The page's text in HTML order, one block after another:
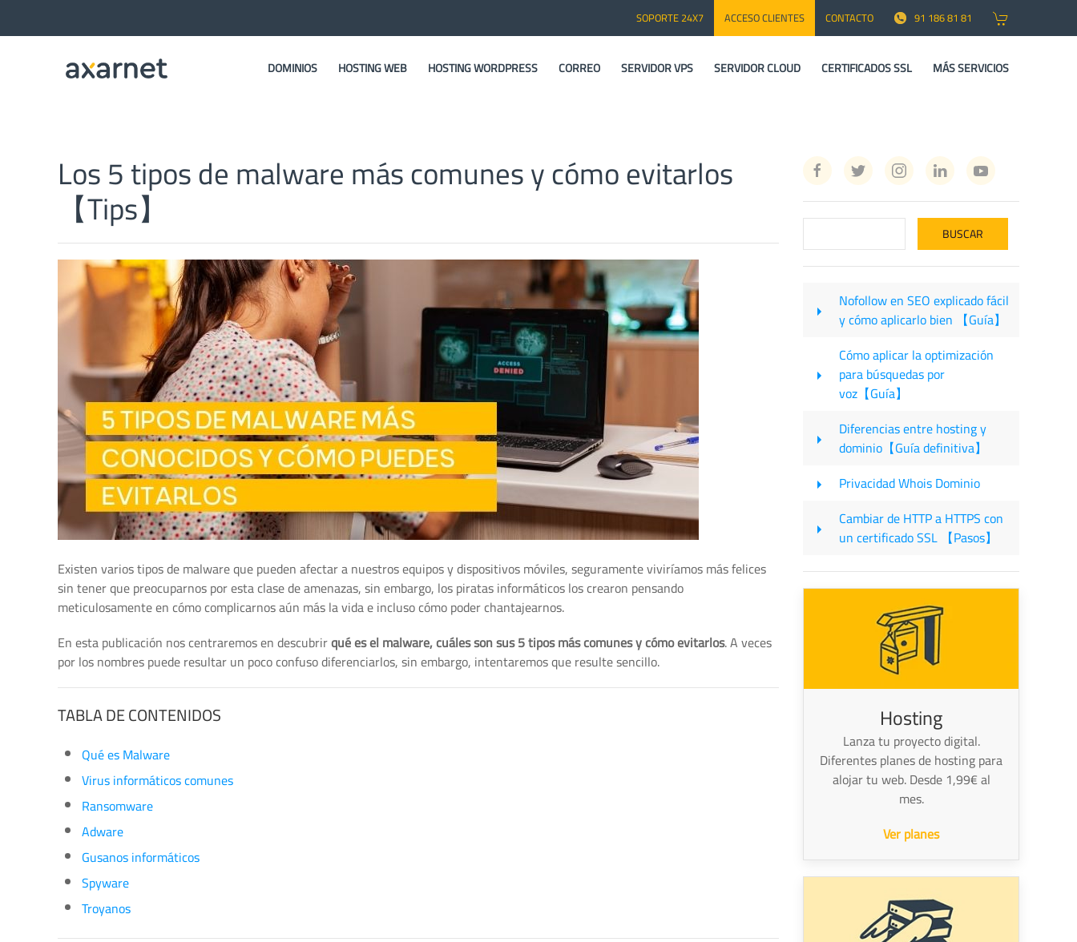
SOPORTE 24X7 ACCESO CLIENTES CONTACTO 91 186 81 81
DOMINIOS HOSTING WEB HOSTING WORDPRESS CORREO SERVIDOR VPS SERVIDOR CLOUD CERTIFICADOS SSL MÁS SERVICIOS
Los 5 tipos de malware más comunes y cómo evitarlos
【Tips】
Existen varios tipos de malware que pueden afectar a nuestros equipos y dispositivos móviles, seguramente viviríamos más felices
sin tener que preocuparnos por esta clase de amenazas, sin embargo, los piratas informáticos los crearon pensando
meticulosamente en cómo complicarnos aún más la vida e incluso cómo poder chantajearnos.
En esta publicación nos centraremos en descubrirqué es el malware, cuáles son sus 5 tipos más comunes y cómo evitarlos. A veces
por los nombres puede resultar un poco confuso diferenciarlos, sin embargo, intentaremos que resulte sencillo.
TABLA DE CONTENIDOS
Qué es Malware
Virus informáticos comunes
Ransomware
Adware
Gusanos informáticos
Spyware
Troyanos
Nofollow en SEO explicado fácil
y cómo aplicarlo bien 【Guía】
Cómo aplicar la optimización
para búsquedas por
voz【Guía】
Diferencias entre hosting y
dominio【Guía definitiva】
Privacidad Whois Dominio
Cambiar de HTTP a HTTPS con
un certificado SSL 【Pasos】
Hosting
Lanza tu proyecto digital.
Diferentes planes de hosting para
alojar tu web. Desde 1,99€ al
mes.
Ver planes